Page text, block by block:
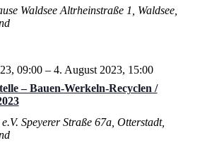
Waldsee Altrheinstraße 1, Waldsee,
– Bauen-Werkeln-Recyclen /
09:00– 4. August 2023, 15:00
Speyerer Straße 67a, Otterstadt,